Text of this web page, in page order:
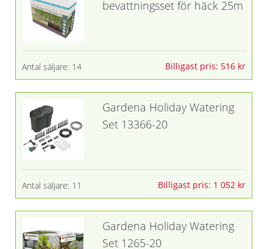
bevattningsset för häck 25m
Antal säljare: 14 Billigast pris: 516 kr
Gardena Holiday Watering
Set 13366-20
Antal säljare: 11 Billigast pris: 1 052 kr
Gardena Holiday Watering
Set 1265-20